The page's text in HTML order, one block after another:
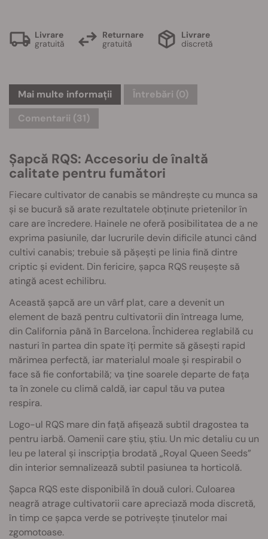
Livrare
gratuită
Returnare
gratuită
Livrare
discretă
Mai multe informații Întrebări (0)
Comentarii (31)
Șapcă RQS: Accesoriu de înaltă
calitate pentru fumători
Fiecare cultivator de canabis se mândrește cu munca sa
și se bucură să arate rezultatele obținute prietenilor în
care are încredere. Hainele ne oferă posibilitatea de a ne
exprima pasiunile, dar lucrurile devin dificile atunci când
cultivi canabis; trebuie să pășești pe linia fină dintre
criptic și evident. Din fericire, șapca RQS reușește să
atingă acest echilibru.
Această șapcă are un vârf plat, care a devenit un
element de bază pentru cultivatorii din întreaga lume,
din California până în Barcelona. Închiderea reglabilă cu
nasturi în partea din spate îți permite să găsești rapid
mărimea perfectă, iar materialul moale și respirabil o
face să fie confortabilă; va ține soarele departe de fața
ta în zonele cu climă caldă, iar capul tău va putea
respira.
Logo-ul RQS mare din față afișează subtil dragostea ta
pentru iarbă. Oamenii care știu, știu. Un mic detaliu cu un
leu pe lateral și inscripția brodată „Royal Queen Seeds”
din interior semnalizează subtil pasiunea ta horticolă.
Șapca RQS este disponibilă în două culori. Culoarea
neagră atrage cultivatorii care apreciază moda discretă,
în timp ce șapca verde se potrivește ținutelor mai
zgomotoase.